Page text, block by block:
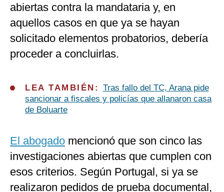
abiertas contra la mandataria y, en
aquellos casos en que ya se hayan
solicitado elementos probatorios, debería
proceder a concluirlas.
LEA TAMBIÉN: Tras fallo del TC, Arana pide
sancionar a fiscales y policías que allanaron casa
de Boluarte
El abogado mencionó que son cinco las
investigaciones abiertas que cumplen con
esos criterios. Según Portugal, si ya se
realizaron pedidos de prueba documental,